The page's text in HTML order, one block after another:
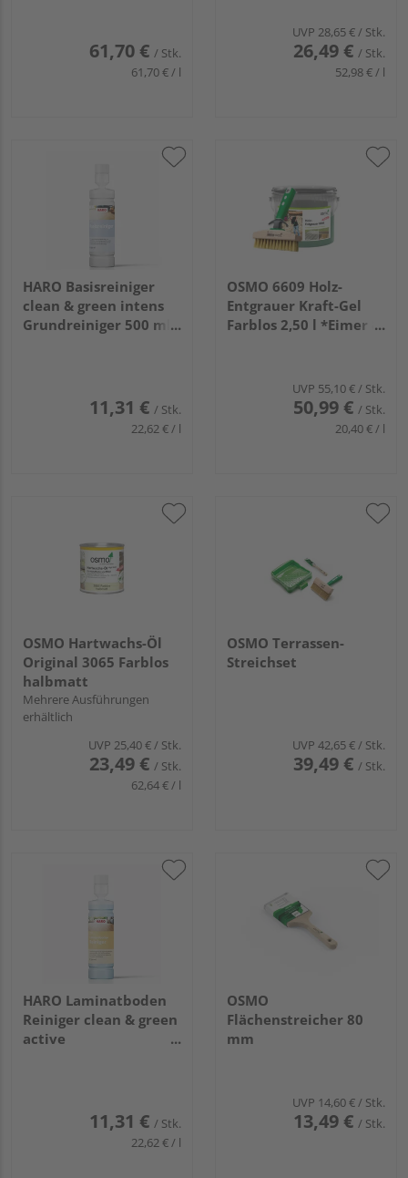
61,70 € / Stk.
61,70 € / l
UVP 28,65 €/ Stk.
26,49 € / Stk.
52,98 € / l
HARO Basisreiniger
clean & green intens
Grundreiniger 500 ml
11,31 € / Stk.
22,62 € / l
OSMO 6609 Holz-
Entgrauer Kraft-Gel
Farblos 2,50 l *Eimer &
UVP 55,10 €/ Stk.
50,99 € / Stk.
20,40 € / l
OSMO Hartwachs-Öl
Original 3065 Farblos
halbmatt
Mehrere Ausführungen
erhältlich
UVP 25,40 €/ Stk.
23,49 € / Stk.
62,64 € / l
OSMO Terrassen-
Streichset
UVP 42,65 €/ Stk.
39,49 € / Stk.
HARO Laminatboden
Reiniger clean & green
active
11,31 € / Stk.
22,62 € / l
OSMO
Flächenstreicher 80
mm
UVP 14,60 €/ Stk.
13,49 € / Stk.